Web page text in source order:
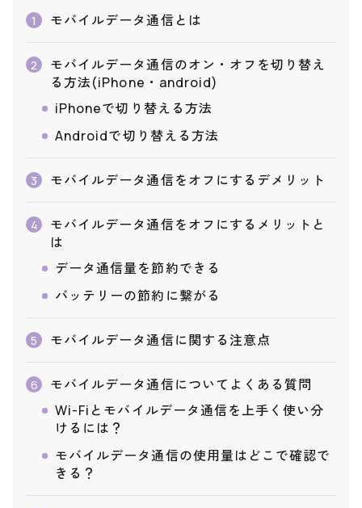
1 モバイルデータ通信とは
2
モバイルデータ通信のオン・オフを切り替え
る方法(iPhone・android)
iPhoneで切り替える方法
Androidで切り替える方法
3 モバイルデータ通信をオフにするデメリット
4
モバイルデータ通信をオフにするメリットと
は
データ通信量を節約できる
バッテリーの節約に繋がる
5 モバイルデータ通信に関する注意点
6
モバイルデータ通信についてよくある質問
Wi-Fiとモバイルデータ通信を上手く使い分
けるには？
モバイルデータ通信の使用量はどこで確認で
きる？